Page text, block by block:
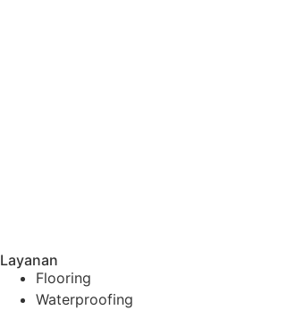
Layanan
Flooring
Waterproofing